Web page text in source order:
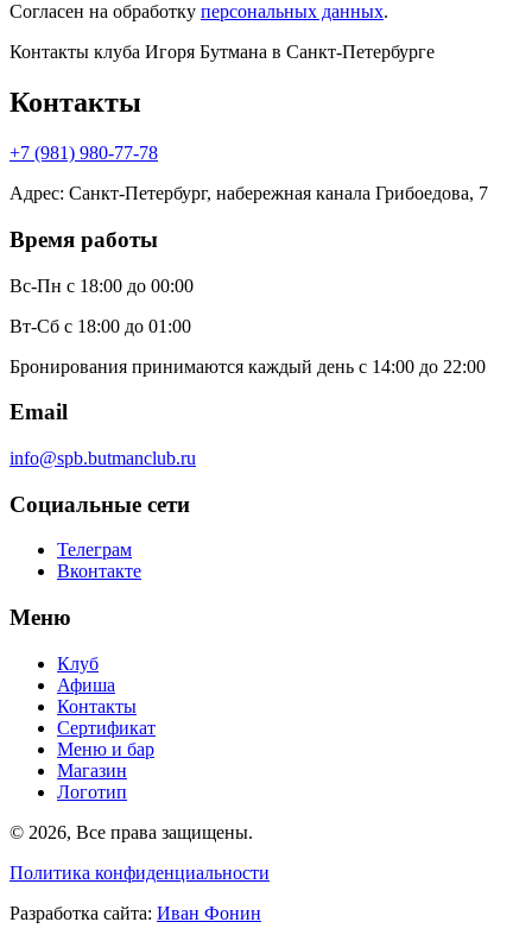
Согласен на обработку персональных данных.
Контакты клуба Игоря Бутмана в Санкт-Петербурге
Контакты
+7 (981) 980-77-78
Адрес: Санкт-Петербург, набережная канала Грибоедова, 7
Время работы
Вс-Пн с 18:00 до 00:00
Вт-Сб с 18:00 до 01:00
Бронирования принимаются каждый день с 14:00 до 22:00
Email
info@spb.butmanclub.ru
Социальные сети
Телеграм
Вконтакте
Меню
Клуб
Афиша
Контакты
Сертификат
Меню и бар
Магазин
Логотип
© 2026, Все права защищены.
Политика конфиденциальности
Разработка сайта: Иван Фонин